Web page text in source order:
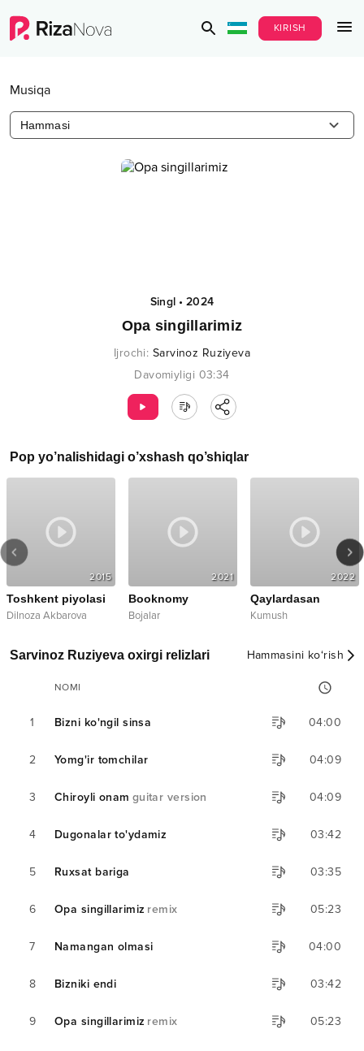
KIRISH
Musiqa
Hammasi
Singl•2024
Opa singillarimiz
Ijrochi: Sarvinoz Ruziyeva
Davomiyligi 03:34
Pop yo’nalishidagi o’xshash qo’shiqlar
2015
Toshkent piyolasi
Dilnoza Akbarova
2021
Booknomy
Bojalar
2022
Qaylardasan
Kumush
Sarvinoz Ruziyeva oxirgi relizlari Hammasini ko‘rish
NOMI
1 Bizni ko'ngil sinsa 04:00
2 Yomg'ir tomchilar 04:09
3 Chiroyli onam guitar version 04:09
4 Dugonalar to'ydamiz 03:42
5 Ruxsat bariga 03:35
6 Opa singillarimiz remix 05:23
7 Namangan olmasi 04:00
8 Bizniki endi 03:42
9 Opa singillarimiz remix 05:23